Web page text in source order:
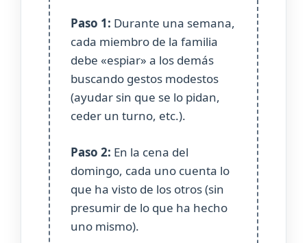
Paso 1: Durante una semana,
cada miembro de la familia
debe «espiar» a los demás
buscando gestos modestos
(ayudar sin que se lo pidan,
ceder un turno, etc.).
Paso 2: En la cena del
domingo, cada uno cuenta lo
que ha visto de los otros (sin
presumir de lo que ha hecho
uno mismo).